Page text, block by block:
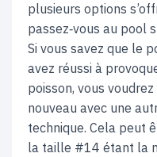
plusieurs options
passez‑vous au pool
Si vous savez que le
avez réussi à
poisson, vous
nouveau avec une
technique. Cela peut
la taille #14 étant la